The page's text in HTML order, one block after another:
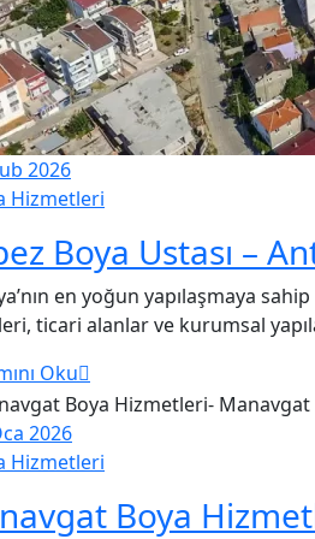
2026
Hizmetleri
Boya Ustası –
en yoğun yapılaşmaya
ticari alanlar ve kurumsal
Oku
2026
Hizmetleri
Boya